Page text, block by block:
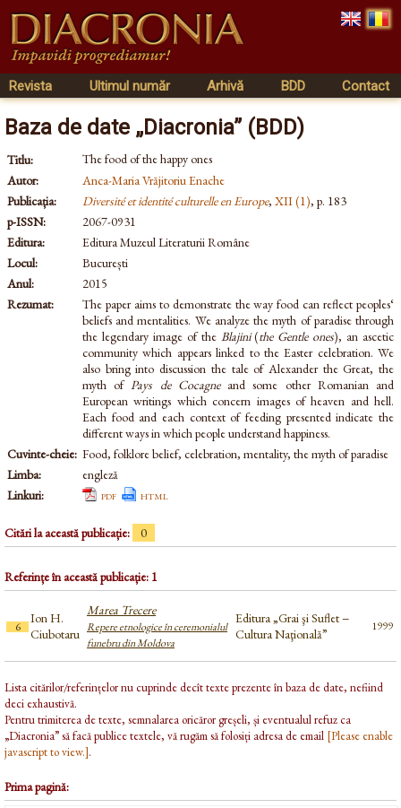
Revista Ultimul număr Arhivă BDD Contact
Baza de date „Diacronia” (BDD)
Titlu:
The food of the happy ones
Autor:
Anca-Maria Vrăjitoriu Enache
Publicația:
Diversité et identité culturelle en Europe, XII (1), p. 183
p-ISSN:
2067-0931
Editura:
Editura Muzeul Literaturii Române
Locul:
București
Anul:
2015
Rezumat:
The paper aims to demonstrate the way food can reflect peoples‘
beliefs and mentalities. We analyze the myth of paradise through
the legendary image of the Blajini(the Gentle ones), an ascetic
community which appears linked to the Easter celebration. We
also bring into discussion the tale of Alexander the Great, the
myth ofPays de Cocagneand some other Romanian and
European writings which concern images of heaven and hell.
Each food and each context of feeding presented indicate the
different ways in which people understand happiness.
Cuvinte-cheie: Food, folklore belief, celebration, mentality, the myth of paradise
Limba:
engleză
Linkuri:
pdf html
Citări la această publicație: 0
Referințe în această publicație: 1
6
Ion H.
Ciubotaru
Marea Trecere
Repere etnologice în ceremonialul
funebru din Moldova
Editura „Grai şi Suflet −
Cultura Naţională”
1999
Lista citărilor/referințelor nu cuprinde decît texte prezente în baza de date, nefiind
deci exhaustivă.
Pentru trimiterea de texte, semnalarea oricăror greșeli, și eventualul refuz ca
„Diacronia” să facă publice textele, vă rugăm să folosiți adresa de email [Please enable
javascript to view.].
Prima pagină: